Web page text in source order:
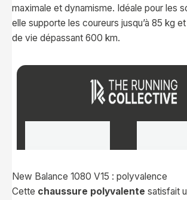
maximale et dynamisme. Idéale pour les
elle supporte les coureurs jusqu’à 85 kg
de vie dépassant 600 km.
New Balance 1080 V15 : polyvalence
Cette chaussure polyvalente satisfait